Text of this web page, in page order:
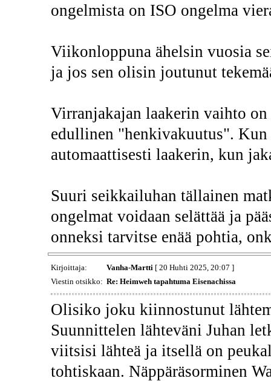
ongelmista on ISO ongelma
Viikonloppuna ähelsin vuosia
ja jos sen olisin joutunut
Virranjakajan laakerin vaihto
edullinen "henkivakuutus".
automaattisesti laakerin, kun
Suuri seikkailuhan tällainen
ongelmat voidaan selättää ja
onneksi tarvitse enää pohtia,
Kirjoittaja: Vanha-Martti [ 20 Huhti 2025, 20:07 ]
Viestin otsikko: Re: Heimweh tapahtuma Eisenachissa
Olisiko joku kiinnostunut
Suunnittelen lähteväni Juhan
viitsisi lähteä ja itsellä on
tohtiskaan. Näppäräsorminen